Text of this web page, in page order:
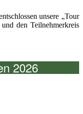
unsere „Tour
den Teilnehmerkreis
2026